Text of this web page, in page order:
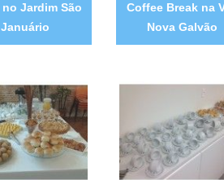
no Jardim São
Januário
Coffee Break na
Nova Galvão